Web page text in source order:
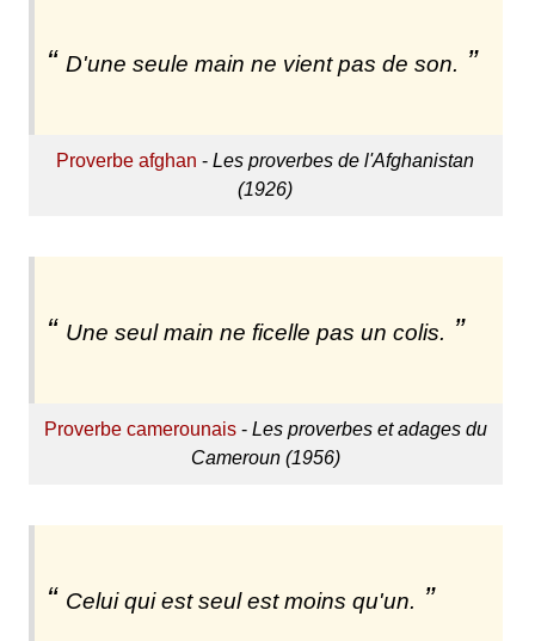
D'une seule main ne vient pas de son.
Proverbe afghan -Les proverbes de l'Afghanistan
(1926)
Une seul main ne ficelle pas un colis.
Proverbe camerounais- Les proverbes et adages du
Cameroun (1956)
Celui qui est seul est moins qu'un.